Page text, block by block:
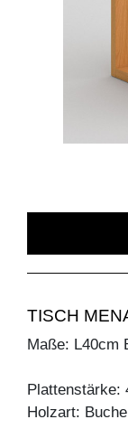
TISCH
Maße: L40cm
Plattenstärke:
Holzart: